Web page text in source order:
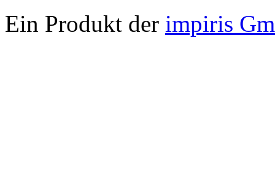
Ein Produkt der impiris